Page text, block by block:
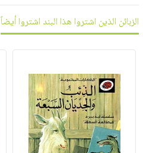
منزلية
اكسسوارات
ملابس
مطرزات
حقائب
حلي
عناية
بالذات
صندوق
القراءة
iKitab
حدود
متقدم
وفرات
عن
الشركة
سياسة
الشركة
حسابك
لائحة
الأمنيات
الزبائن الذين اشتروا هذا البند اشتروا أيضاً